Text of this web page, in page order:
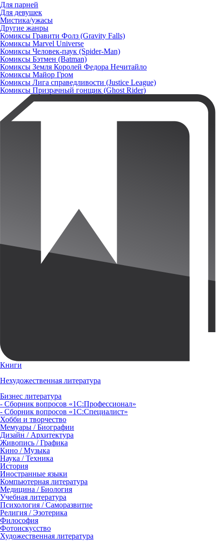
Для парней
Для девушек
Мистика/ужасы
Другие жанры
Комиксы Гравити Фолз (Gravity Falls)
Комиксы Marvel Universe
Комиксы Человек-паук (Spider-Man)
Комиксы Бэтмен (Batman)
Комиксы Земля Королей Федора Нечитайло
Комиксы Майор Гром
Комиксы Лига справедливости (Justice League)
Комиксы Призрачный гонщик (Ghost Rider)
Книги
Нехудожественная литература
Бизнес литература
- Сборник вопросов «1С:Профессионал»
- Сборник вопросов «1С:Специалист»
Хобби и творчество
Мемуары / Биографии
Дизайн / Архитектура
Живопись / Графика
Кино / Музыка
Наука / Техника
История
Иностранные языки
Компьютерная литература
Медицина / Биология
Учебная литература
Психология / Саморазвитие
Религия / Эзотерика
Философия
Фотоискусство
Художественная литература